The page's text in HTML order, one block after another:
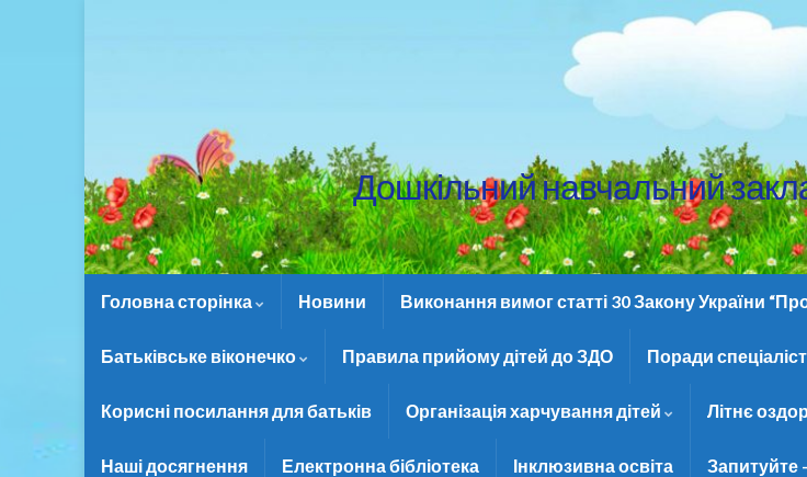
Дошкільний навчальний
Головна сторінка Новини Виконання вимог статті 30 Закону України
Батьківське віконечко Правила прийому дітей до ЗДО Поради
Корисні посилання для батьків Організація харчування дітей Літнє
Наші досягнення Електронна бібліотека Інклюзивна освіта Запитуйте